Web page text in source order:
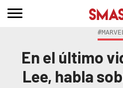
En el último
Lee, habla